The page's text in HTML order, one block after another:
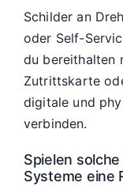
Schilder an
oder Self-
du bereithalten
Zutrittskarte
digitale und
verbinden.
Spielen
Systeme eine